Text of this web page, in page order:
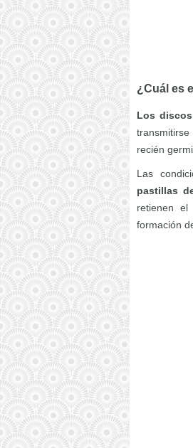
¿Cuál es
Los
recién
Las
pastillas
retienen
formación